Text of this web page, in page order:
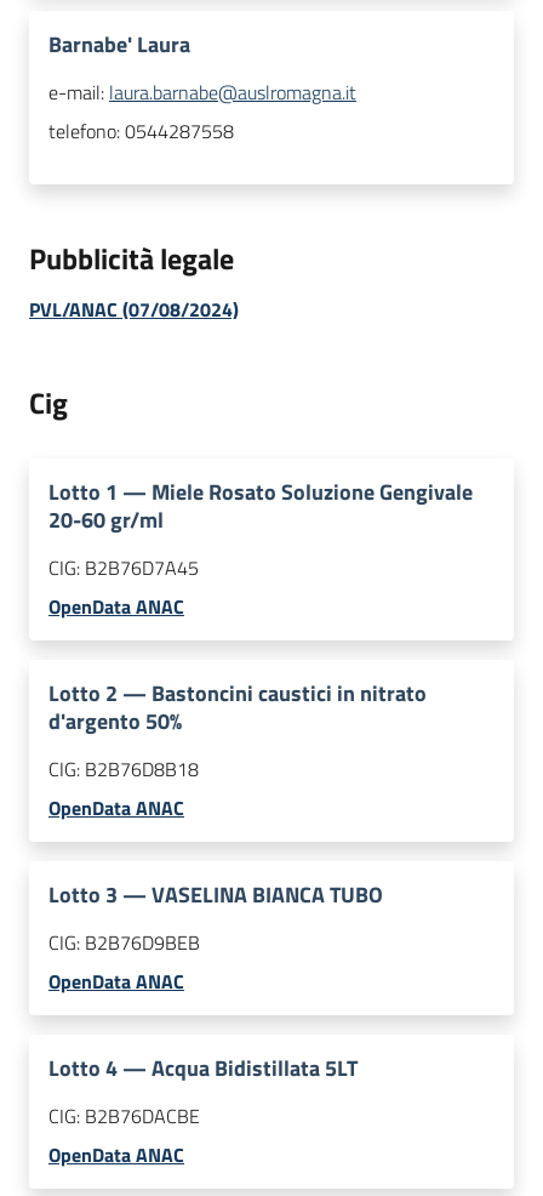
Barnabe' Laura
e-mail: laura.barnabe@auslromagna.it
telefono:0544287558
Pubblicità legale
PVL/ANAC (07/08/2024)
Cig
Lotto 1 — Miele Rosato Soluzione Gengivale
20-60 gr/ml
CIG: B2B76D7A45
OpenData ANAC
Lotto 2 — Bastoncini caustici in nitrato
d'argento 50%
CIG: B2B76D8B18
OpenData ANAC
Lotto 3 —VASELINA BIANCA TUBO
CIG: B2B76D9BEB
OpenData ANAC
Lotto4—Acqua Bidistillata 5LT
CIG: B2B76DACBE
OpenData ANAC